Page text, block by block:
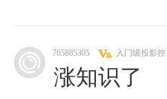
765885305 入门级投影控
涨知识了